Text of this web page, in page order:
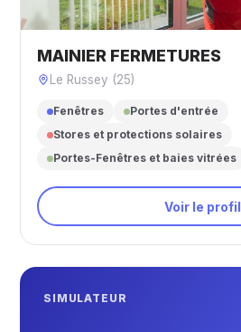
MAINIER FERMETURES
Le Russey (25)
Fenêtres
Portes d'entrée
Stores et protections solaires
Portes-Fenêtres et baies vitrées
Voir le profil
SIMULATEUR